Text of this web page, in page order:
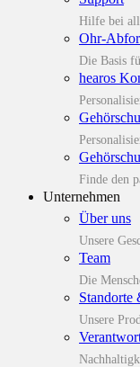
Hilfe bei
Ohr-
Die Basis
hearos
Finde den
Unternehmen
Über uns
Unsere
Team
Die
Standorte
Unsere